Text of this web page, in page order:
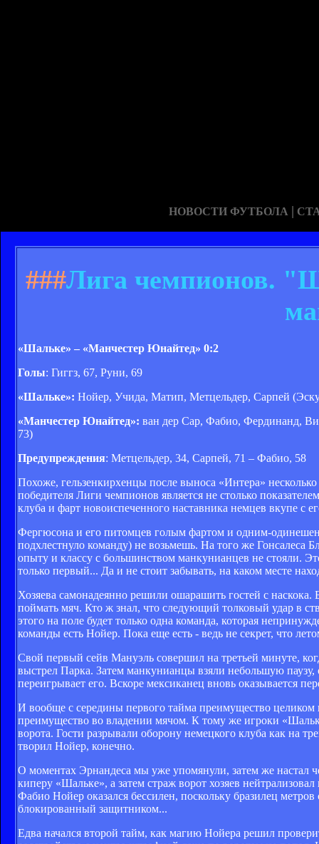
НОВОСТИ ФУТБОЛА |
###Лига чемпионов.
«Шальке» – «Манчестер Юнайтед» 0:2
Голы: Гиггз, 67, Руни, 69
«Шальке»: Нойер, Учида, Матип, Метцельдер, Сарпей
«Манчестер Юнайтед»: ван дер Сар, Фабио, Фердинанд,
73)
Предупреждения: Метцельдер, 34, Сарпей, 71 – Фабио, 58
Похоже, гельзенкирхенцы после выноса «Интера»
победителя Лиги чемпионов является не столько
клуба и фарт новоиспеченного наставника немцев вкупе с
Фергюсона и его питомцев голым фартом и одним-
подхлестнуло команду) не возьмешь. На того же Гонсалеса
опыту и классу с большинством манкунианцев не стояли.
только первый... Да и не стоит забывать, на каком месте
Хозяева самонадеянно решили ошарашить гостей с
поймать мяч. Кто ж знал, что следующий толковый удар в
этого на поле будет только одна команда, которая
команды есть Нойер. Пока еще есть - ведь не секрет, что
Свой первый сейв Мануэль совершил на третьей минуте,
выстрел Парка. Затем манкунианцы взяли небольшую
переигрывает его. Вскоре мексиканец вновь оказывается
И вообще с середины первого тайма преимущество
преимущество во владении мячом. К тому же игроки
ворота. Гости разрывали оборону немецкого клуба как на
творил Нойер, конечно.
О моментах Эрнандеса мы уже упомянули, затем же настал
киперу «Шальке», а затем страж ворот хозяев
Фабио Нойер оказался бессилен, поскольку бразилец
блокированный защитником...
Едва начался второй тайм, как магию Нойера решил